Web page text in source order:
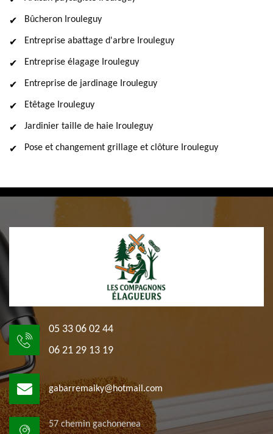
Bûcheron Irouleguy
Entreprise abattage d'arbre Irouleguy
Entreprise élagage Irouleguy
Entreprise de jardinage Irouleguy
Etêtage Irouleguy
Jardinier taille de haie Irouleguy
Pose et changement grillage et clôture Irouleguy
05 33 06 02 44
06 21 29 13 19
gabarremaiky@hotmail.com
57 chemin gachonenea